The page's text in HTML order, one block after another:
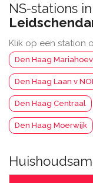
NS-stations
Klik op een station
Den Haag
Den Haag Laan v NOI
Den Haag Centraal
Den Haag Moerwijk